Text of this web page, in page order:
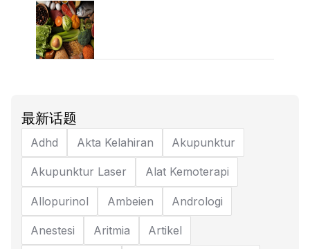
最新话题
Adhd Akta Kelahiran Akupunktur
Akupunktur Laser Alat Kemoterapi
Allopurinol Ambeien Andrologi
Anestesi Aritmia Artikel